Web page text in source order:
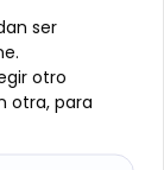
ser
otro
otra, para
ser
otro
otra, para